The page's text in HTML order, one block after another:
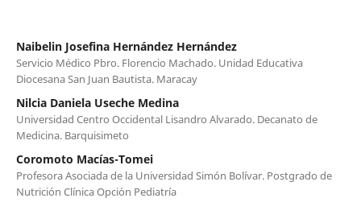
Naibelin Josefina Hernández Hernández
Servicio Médico Pbro. Florencio Machado. Unidad Educativa
Diocesana San Juan Bautista. Maracay
Nilcia Daniela Useche Medina
Universidad Centro Occidental Lisandro Alvarado. Decanato de
Medicina. Barquisimeto
Coromoto Macías-Tomei
Profesora Asociada de la Universidad Simón Bolívar. Postgrado de
Nutrición Clínica Opción Pediatría